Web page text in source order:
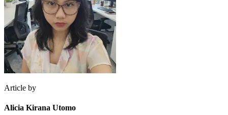
Article by
Alicia Kirana Utomo